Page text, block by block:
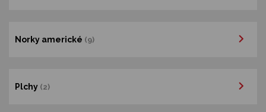
Norky americké (9)
Plchy (2)